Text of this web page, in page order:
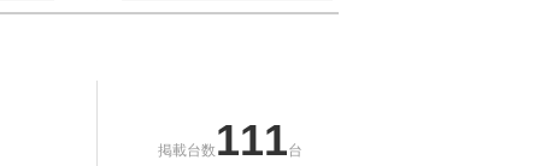
掲載台数 111台